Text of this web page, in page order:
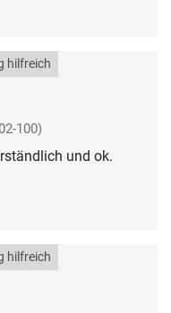
hilfreich
100)
und ok.
hilfreich